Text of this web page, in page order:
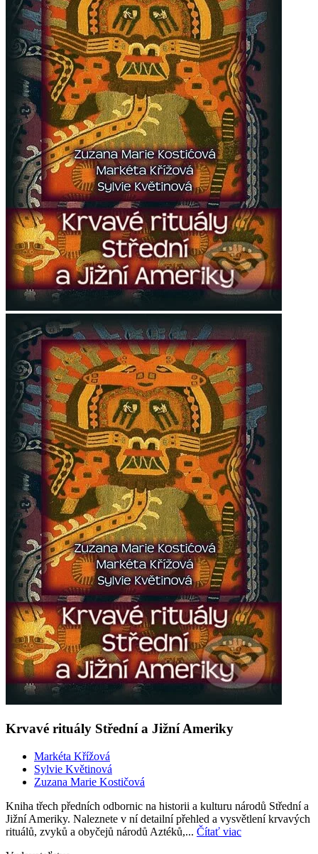
Krvavé rituály Střední a Jižní Ameriky
Markéta Křížová
Sylvie Květinová
Zuzana Marie Kostičová
Kniha třech předních odbornic na historii a kulturu národů Střední a
Jižní Ameriky. Naleznete v ní detailní přehled a vysvětlení krvavých
rituálů, zvyků a obyčejů národů Aztéků,... Čítať viac